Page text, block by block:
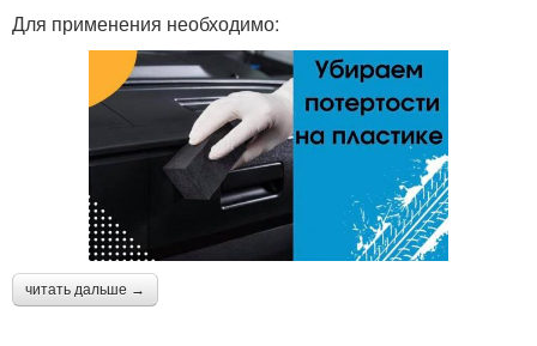
Для применения необходимо:
читать дальше →